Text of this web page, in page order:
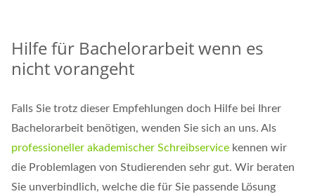
Hilfe für Bachelorarbeit wenn es
nicht vorangeht
Falls Sie trotz dieser Empfehlungen doch Hilfe bei Ihrer
Bachelorarbeit benötigen, wenden Sie sich an uns. Als
professioneller akademischer Schreibservice kennen wir
die Problemlagen von Studierenden sehr gut. Wir beraten
Sie unverbindlich, welche die für Sie passende Lösung